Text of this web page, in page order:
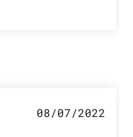
08/07/2022